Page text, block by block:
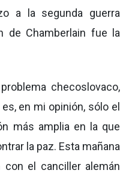
a la segunda guerra
de Chamberlain fue la
checoslovaco,
en mi opinión, sólo el
más amplia en la que
la paz. Esta mañana
el canciller alemán